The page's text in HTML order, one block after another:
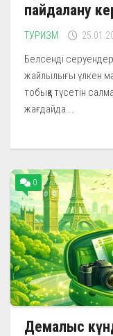
пайдалану
ТУРИЗМ
Белсенді
жайлылығы үлкен
тобыққа түсетін
жағдайда...
0
Демалыс